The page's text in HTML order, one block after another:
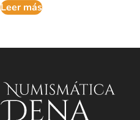
Leer más